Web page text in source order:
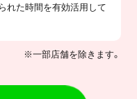
れた時間を有効活用して
※一部店舗を除きます。